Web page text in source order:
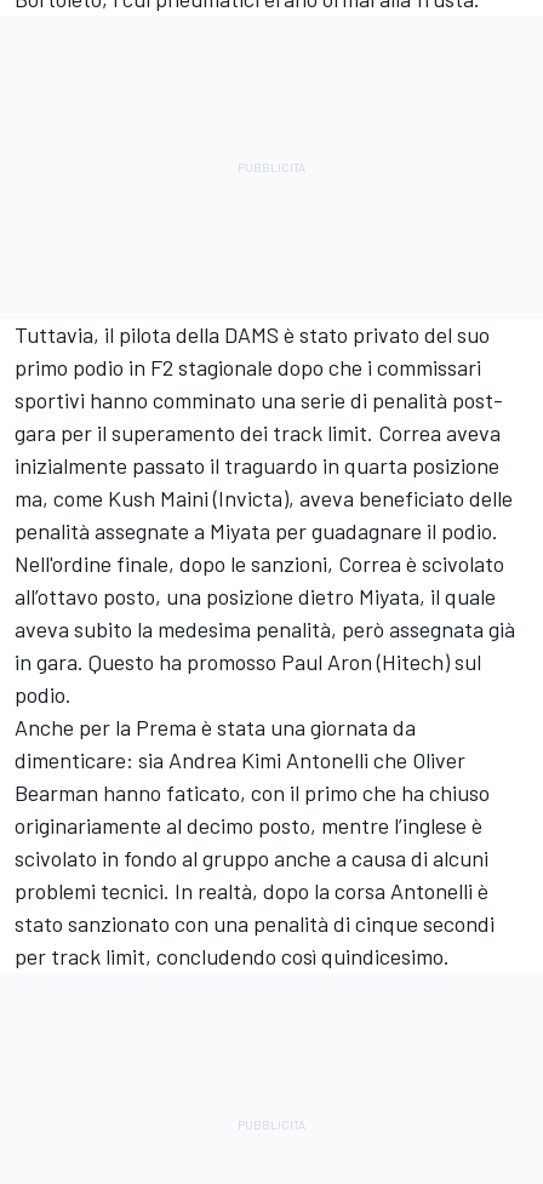
Tuttavia, il pilota della DAMS è stato privato del suo
primo podio in F2 stagionale dopo che i commissari
sportivi hanno comminato una serie di penalità post-
gara per il superamento dei track limit. Correa aveva
inizialmente passato il traguardo in quarta posizione
ma, come Kush Maini (Invicta), aveva beneficiato delle
penalità assegnate a Miyata per guadagnare il podio.
Nell'ordine finale, dopo le sanzioni, Correa è scivolato
all’ottavo posto, una posizione dietro Miyata, il quale
aveva subito la medesima penalità, però assegnata già
in gara. Questo ha promosso Paul Aron (Hitech) sul
podio.
Anche per la Prema è stata una giornata da
dimenticare: sia Andrea Kimi Antonelli che Oliver
Bearman hanno faticato, con il primo che ha chiuso
originariamente al decimo posto, mentre l’inglese è
scivolato in fondo al gruppo anche a causa di alcuni
problemi tecnici. In realtà, dopo la corsa Antonelli è
stato sanzionato con una penalità di cinque secondi
per track limit, concludendo così quindicesimo.